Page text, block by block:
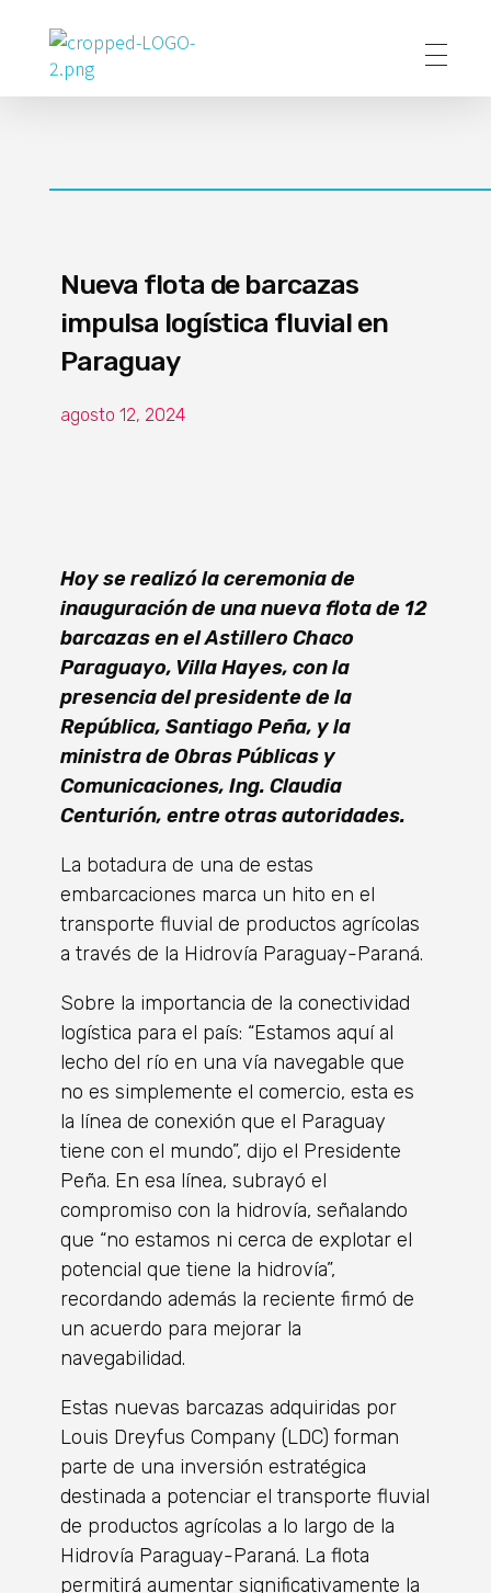
Poder Agropecuario
Nueva flota de barcazas
impulsa logística fluvial en
Paraguay
agosto 12, 2024
Hoy se realizó la ceremonia de
inauguración de una nueva flota de 12
barcazas en el Astillero Chaco
Paraguayo, Villa Hayes, con la
presencia del presidente de la
República, Santiago Peña, y la
ministra de Obras Públicas y
Comunicaciones, Ing. Claudia
Centurión, entre otras autoridades.
La botadura de una de estas
embarcaciones marca un hito en el
transporte fluvial de productos agrícolas
a través de la Hidrovía Paraguay-Paraná.
Sobre la importancia de la conectividad
logística para el país: “Estamos aquí al
lecho del río en una vía navegable que
no es simplemente el comercio, esta es
la línea de conexión que el Paraguay
tiene con el mundo”, dijo el Presidente
Peña. En esa línea, subrayó el
compromiso con la hidrovía, señalando
que “no estamos ni cerca de explotar el
potencial que tiene la hidrovía”,
recordando además la reciente firmó de
un acuerdo para mejorar la
navegabilidad.
Estas nuevas barcazas adquiridas por
Louis Dreyfus Company (LDC) forman
parte de una inversión estratégica
destinada a potenciar el transporte fluvial
de productos agrícolas a lo largo de la
Hidrovía Paraguay-Paraná. La flota
permitirá aumentar significativamente la